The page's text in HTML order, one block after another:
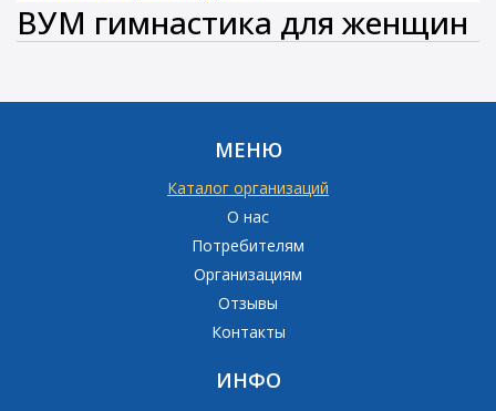
ВУМ гимнастика для женщин
МЕНЮ
Каталог организаций
О нас
Потребителям
Организациям
Отзывы
Контакты
ИНФО